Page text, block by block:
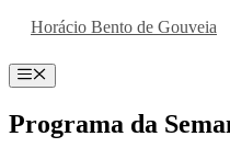
Horácio Bento de Gouveia
Menu
Programa da